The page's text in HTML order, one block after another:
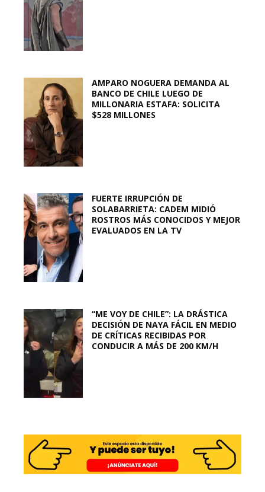
AMPARO NOGUERA DEMANDA AL
BANCO DE CHILE LUEGO DE
MILLONARIA ESTAFA: SOLICITA
$528 MILLONES
FUERTE IRRUPCIÓN DE
SOLABARRIETA: CADEM MIDIÓ
ROSTROS MÁS CONOCIDOS Y MEJOR
EVALUADOS EN LA TV
“ME VOY DE CHILE”: LA DRÁSTICA
DECISIÓN DE NAYA FÁCIL EN MEDIO
DE CRÍTICAS RECIBIDAS POR
CONDUCIR A MÁS DE 200 KM/H